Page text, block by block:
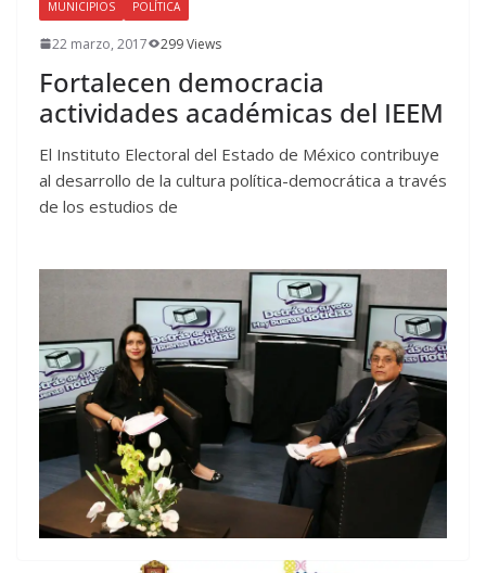
MUNICIPIOS POLÍTICA
22 marzo, 2017 299 Views
Fortalecen democracia
actividades académicas del IEEM
El Instituto Electoral del Estado de México contribuye
al desarrollo de la cultura política-democrática a través
de los estudios de